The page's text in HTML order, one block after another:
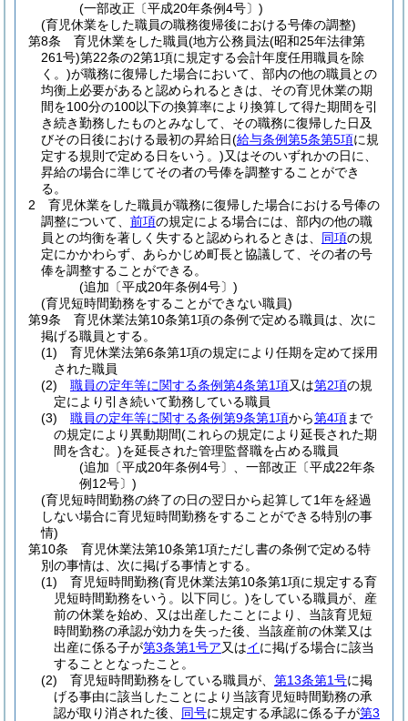
(一部改正〔平成20年条例4号〕)
(育児休業をした職員の職務復帰後における号俸の調整)
第8条
育児休業をした職員(地方公務員法(昭和25年法律第
261号)第22条の2第1項に規定する会計年度任用職員を除
く。)が職務に復帰した場合において、部内の他の職員との
均衡上必要があると認められるときは、その育児休業の期
間を100分の100以下の換算率により換算して得た期間を引
き続き勤務したものとみなして、その職務に復帰した日及
びその日後における最初の昇給日(給与条例第5条第5項に規
定する規則で定める日をいう。)又はそのいずれかの日に、
昇給の場合に準じてその者の号俸を調整することができ
る。
2
育児休業をした職員が職務に復帰した場合における号俸の
調整について、 前項の規定による場合には、部内の他の職
員との均衡を著しく失すると認められるときは、 同項の規
定にかかわらず、あらかじめ町長と協議して、その者の号
俸を調整することができる。
(追加〔平成20年条例4号〕)
(育児短時間勤務をすることができない職員)
第9条
育児休業法第10条第1項の条例で定める職員は、次に
掲げる職員とする。
(1)
育児休業法第6条第1項の規定により任期を定めて採用
された職員
(2)
職員の定年等に関する条例第4条第1項又は第2項の規
定により引き続いて勤務している職員
(3)
職員の定年等に関する条例第9条第1項から第4項まで
の規定により異動期間(これらの規定により延長された期
間を含む。)を延長された管理監督職を占める職員
(追加〔平成20年条例4号〕、一部改正〔平成22年条
例12号〕)
(育児短時間勤務の終了の日の翌日から起算して1年を経過
しない場合に育児短時間勤務をすることができる特別の事
情)
第10条
育児休業法第10条第1項ただし書の条例で定める特
別の事情は、次に掲げる事情とする。
(1)
育児短時間勤務(育児休業法第10条第1項に規定する育
児短時間勤務をいう。以下同じ。)をしている職員が、産
前の休業を始め、又は出産したことにより、当該育児短
時間勤務の承認が効力を失った後、当該産前の休業又は
出産に係る子が第3条第1号ア又はイに掲げる場合に該当
することとなったこと。
(2)
育児短時間勤務をしている職員が、 第13条第1号に掲
げる事由に該当したことにより当該育児短時間勤務の承
認が取り消された後、 同号に規定する承認に係る子が第3